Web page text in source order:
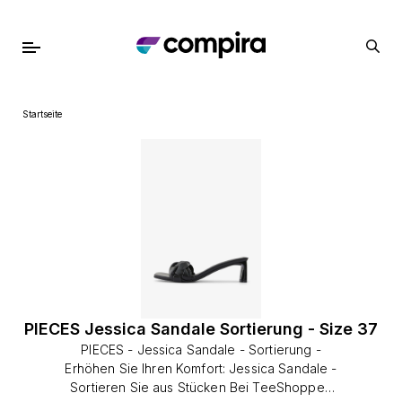
Startseite
PIECES Jessica Sandale Sortierung - Size 37
PIECES - Jessica Sandale - Sortierung -
Erhöhen Sie Ihren Komfort: Jessica Sandale -
Sortieren Sie aus Stücken Bei TeeShoppen